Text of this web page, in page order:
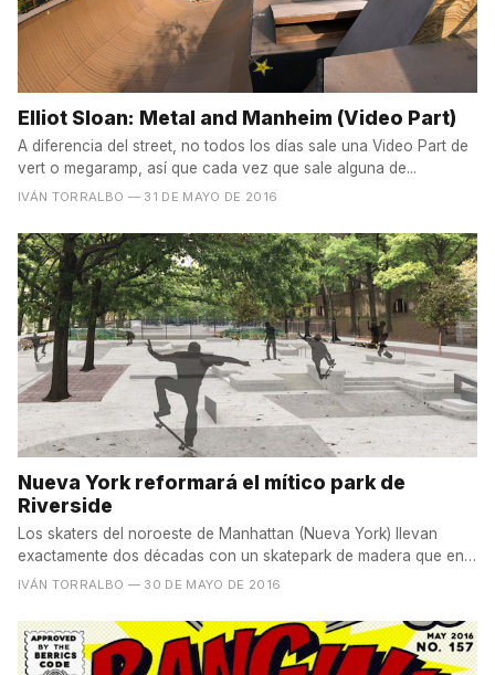
Elliot Sloan: Metal and Manheim (Video Part)
A diferencia del street, no todos los días sale una Video Part de
vert o megaramp, así que cada vez que sale alguna de...
IVÁN TORRALBO — 31 DE MAYO DE 2016
Nueva York reformará el mítico park de
Riverside
Los skaters del noroeste de Manhattan (Nueva York) llevan
exactamente dos décadas con un skatepark de madera que en
su...
IVÁN TORRALBO — 30 DE MAYO DE 2016